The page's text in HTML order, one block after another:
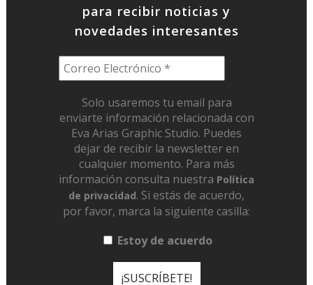
para recibir noticias y
novedades interesantes
Solo usaremos tu email para
enviarte información relacionada con
Eva Arias Graphic Studio. Puedes
dejar de recibir la newsletter en
cualquier momento. Para más
información consulta nuestra Política
de privacidad. Si estás de acuerdo,
por favor, marca la siguiente casilla:
Estoy de acuerdo